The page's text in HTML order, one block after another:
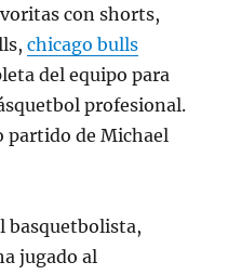
con shorts,
chicago bulls
del equipo para
profesional.
partido de Michael
basquetbolista,
jugado al